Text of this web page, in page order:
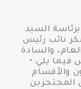
السيد
نائب رئيس
والسادة
فيما يلي:•
والأقسام
المحتجزين